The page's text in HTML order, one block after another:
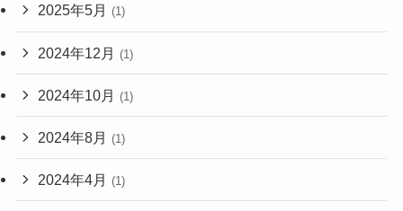
2025年5月 (1)
2024年12月 (1)
2024年10月 (1)
2024年8月 (1)
2024年4月 (1)